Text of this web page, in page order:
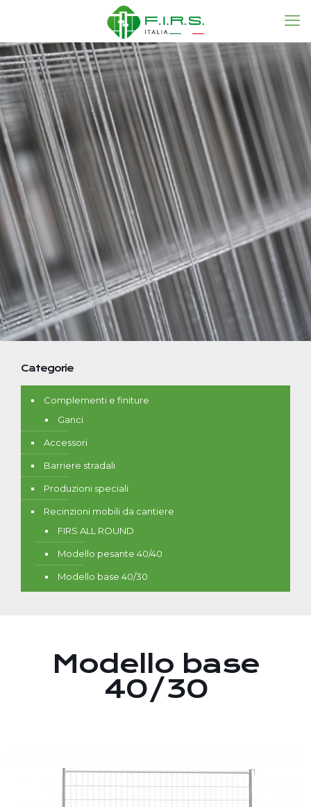
Categorie
Complementi e finiture
Ganci
Accessori
Barriere stradali
Produzioni speciali
Recinzioni mobili da cantiere
FIRS ALL ROUND
Modello pesante 40/40
Modello base 40/30
Modello base
40/30